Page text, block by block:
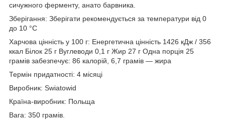
сичужного ферменту, анато барвника.
Зберігання: Зберігати рекомендується за температури від 0
до 10 °C
Харчова цінність у 100 г: Енергетична цінність 1426 кДж / 356
ккал Білок 25 г Вуглеводи 0,1 г Жир 27 г Одна порція 25
грамів забезпечує: 86 калорій, 6,7 грамів — жира
Термін придатності: 4 місяці
Виробник: Swiatowid
Країна-виробник: Польща
Вага: 350 грамів.